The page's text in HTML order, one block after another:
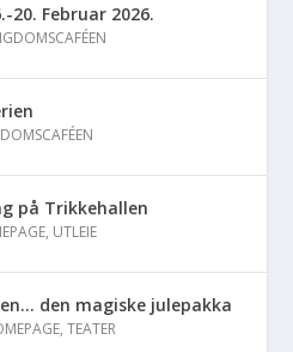
20. Februar 2026.
på Trikkehallen
, UTLEIE
den magiske julepakka
,TEATER